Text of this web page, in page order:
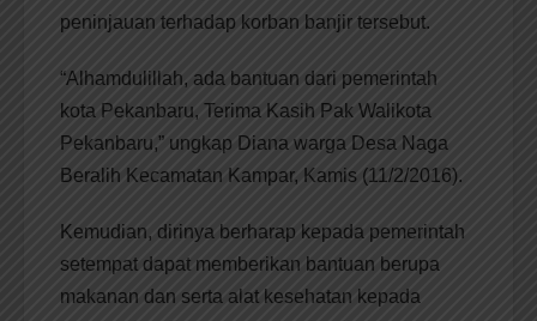
peninjauan terhadap korban banjir tersebut.
“Alhamdulillah, ada bantuan dari pemerintah
kota Pekanbaru, Terima Kasih Pak Walikota
Pekanbaru,” ungkap Diana warga Desa Naga
Beralih Kecamatan Kampar, Kamis (11/2/2016).
Kemudian, dirinya berharap kepada pemerintah
setempat dapat memberikan bantuan berupa
makanan dan ‎serta alat kesehatan kepada